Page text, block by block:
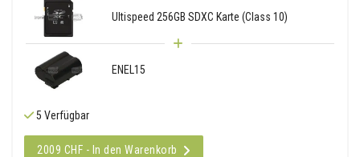
Ultispeed 256GB SDXC Karte (Class 10)
ENEL15
5 Verfügbar
2009 CHF - In den Warenkorb